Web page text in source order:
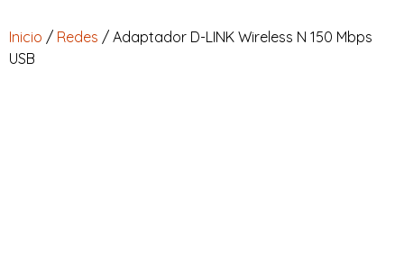
Inicio / Redes / Adaptador D-LINK Wireless N 150 Mbps
USB